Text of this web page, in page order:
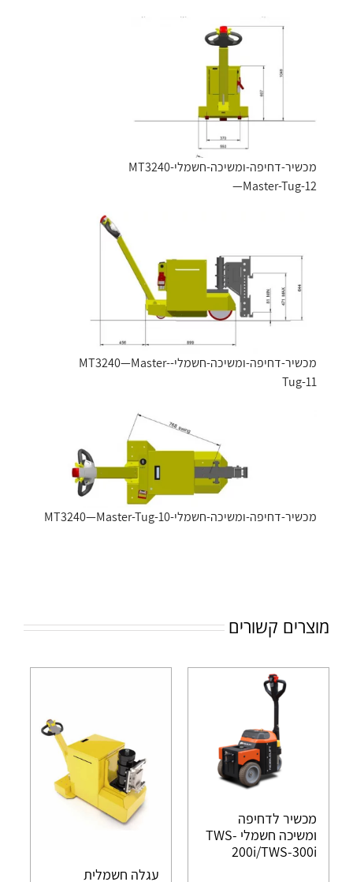
מכשיר-דחיפה-ומשיכה-חשמלי-MT3240
—Master-Tug-12
מכשיר-דחיפה-ומשיכה-חשמלי-MT3240—Master-
Tug-11
מכשיר-דחיפה-ומשיכה-חשמלי-MT3240—Master-Tug-10
מוצרים קשורים
מכשיר לדחיפה
ומשיכה חשמלי TWS-
200i/TWS-300i
עגלה חשמלית